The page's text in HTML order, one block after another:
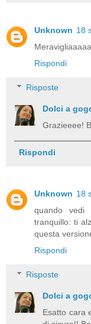
Unknown 18
Rispondi
Risposte
Dolci a
Grazieeee!
Rispondi
Unknown 18
quando
tranquillo: ti
questa
Rispondi
Risposte
Dolci a
Esatto cara